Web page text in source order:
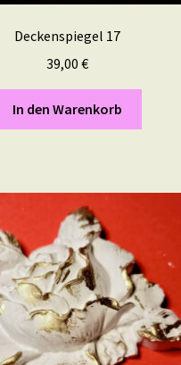
Deckenspiegel 17
39,00 €
In den Warenkorb